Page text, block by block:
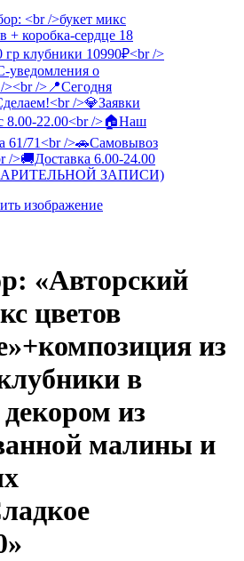
изображение
«Авторский
цветов
из
в
из
малины и